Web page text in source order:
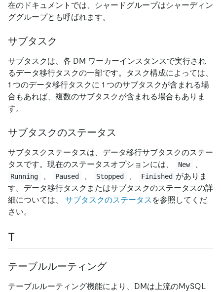
在のドキュメントでは、シャードグループはシャーディン
ググループとも呼ばれます。
サブタスク
サブタスクは、各 DM ワーカーインスタンスで実行され
るデータ移行タスクの一部です。タスク構成によっては、
1 つのデータ移行タスクに 1 つのサブタスクが含まれる場
合もあれば、複数のサブタスクが含まれる場合もありま
す。
サブタスクのステータス
サブタスクステータスは、データ移行サブタスクのステー
タスです。現在のステータスオプションには、
New 、
Running 、 Paused 、 Stopped 、 Finished がありま
す。データ移行タスクまたはサブタスクのステータスの詳
細については、 サブタスクのステータス を参照してくだ
さい。
T
テーブルルーティング
テーブルルーティング機能により、DMは上流のMySQL